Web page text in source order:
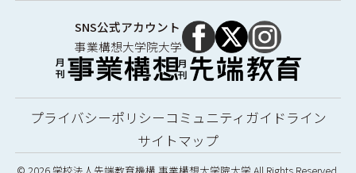
SNS公式アカウント
事業構想大学院大学
プライバシーポリシーコミュニティガイドライン
サイトマップ
© 2026 学校法人先端教育機構 事業構想大学院大学 All Rights Reserved.